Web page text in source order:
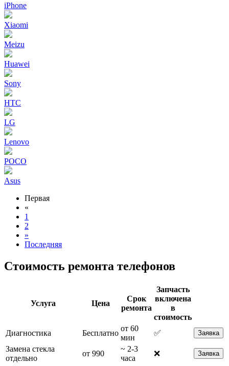
iPhone
Xiaomi
Meizu
Huawei
Sony
HTC
LG
Lenovo
POCO
Asus
Первая
«
1
2
»
Последняя
Стоимость ремонта телефонов
Услуга Цена
Срок
ремонта
Запчасть
включена
в
стоимость
Диагностика
Бесплатно
от 60
мин
✅ Заявка
Замена стекла
отдельно
от 990
~ 2-3
часа
❌ Заявка